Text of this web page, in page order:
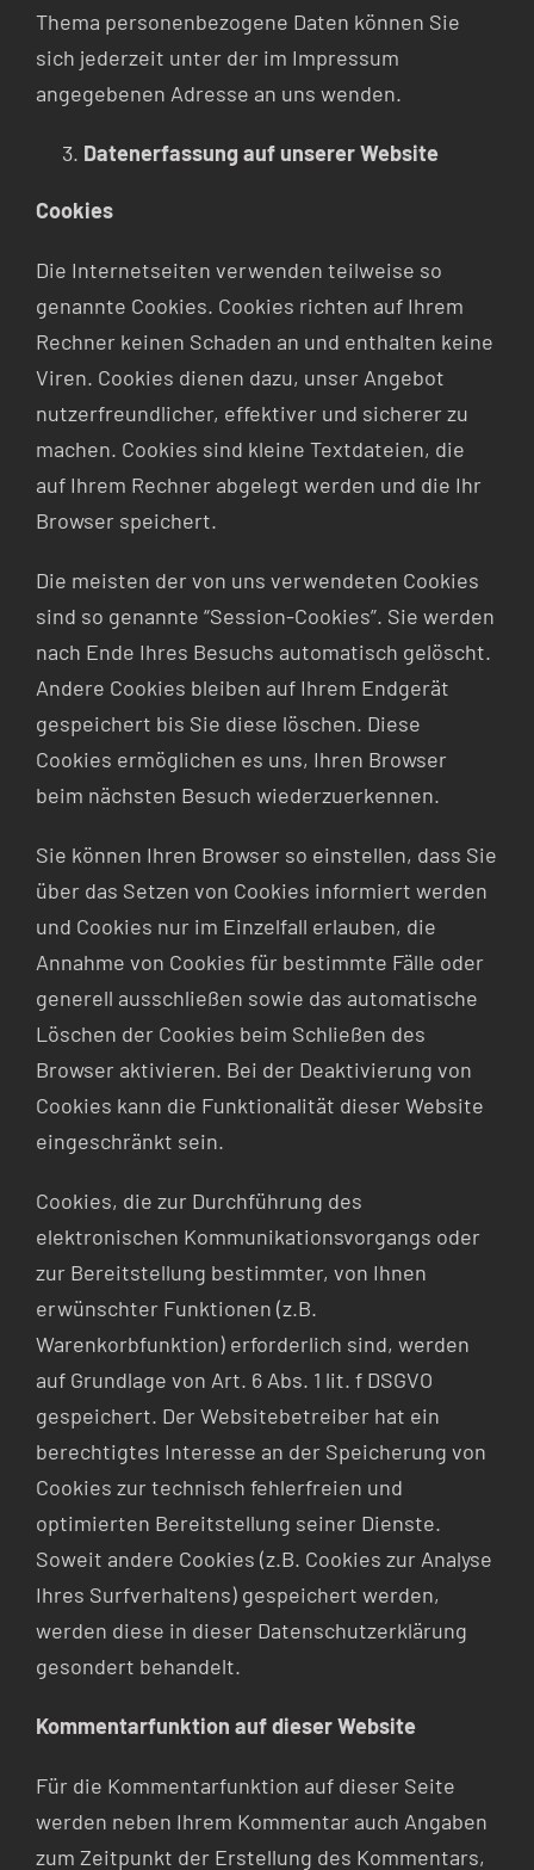
Thema personenbezogene Daten können Sie
sich jederzeit unter der im Impressum
angegebenen Adresse an uns wenden.
Datenerfassung auf unserer Website
Cookies
Die Internetseiten verwenden teilweise so
genannte Cookies. Cookies richten auf Ihrem
Rechner keinen Schaden an und enthalten keine
Viren. Cookies dienen dazu, unser Angebot
nutzerfreundlicher, effektiver und sicherer zu
machen. Cookies sind kleine Textdateien, die
auf Ihrem Rechner abgelegt werden und die Ihr
Browser speichert.
Die meisten der von uns verwendeten Cookies
sind so genannte “Session-Cookies”. Sie werden
nach Ende Ihres Besuchs automatisch gelöscht.
Andere Cookies bleiben auf Ihrem Endgerät
gespeichert bis Sie diese löschen. Diese
Cookies ermöglichen es uns, Ihren Browser
beim nächsten Besuch wiederzuerkennen.
Sie können Ihren Browser so einstellen, dass Sie
über das Setzen von Cookies informiert werden
und Cookies nur im Einzelfall erlauben, die
Annahme von Cookies für bestimmte Fälle oder
generell ausschließen sowie das automatische
Löschen der Cookies beim Schließen des
Browser aktivieren. Bei der Deaktivierung von
Cookies kann die Funktionalität dieser Website
eingeschränkt sein.
Cookies, die zur Durchführung des
elektronischen Kommunikationsvorgangs oder
zur Bereitstellung bestimmter, von Ihnen
erwünschter Funktionen (z.B.
Warenkorbfunktion) erforderlich sind, werden
auf Grundlage von Art. 6 Abs. 1 lit. f DSGVO
gespeichert. Der Websitebetreiber hat ein
berechtigtes Interesse an der Speicherung von
Cookies zur technisch fehlerfreien und
optimierten Bereitstellung seiner Dienste.
Soweit andere Cookies (z.B. Cookies zur Analyse
Ihres Surfverhaltens) gespeichert werden,
werden diese in dieser Datenschutzerklärung
gesondert behandelt.
Kommentarfunktion auf dieser Website
Für die Kommentarfunktion auf dieser Seite
werden neben Ihrem Kommentar auch Angaben
zum Zeitpunkt der Erstellung des Kommentars,